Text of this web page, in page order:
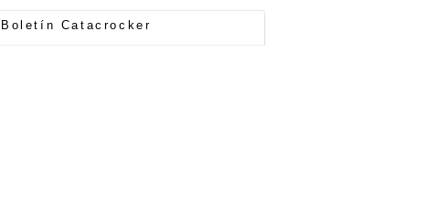
Boletín Catacrocker